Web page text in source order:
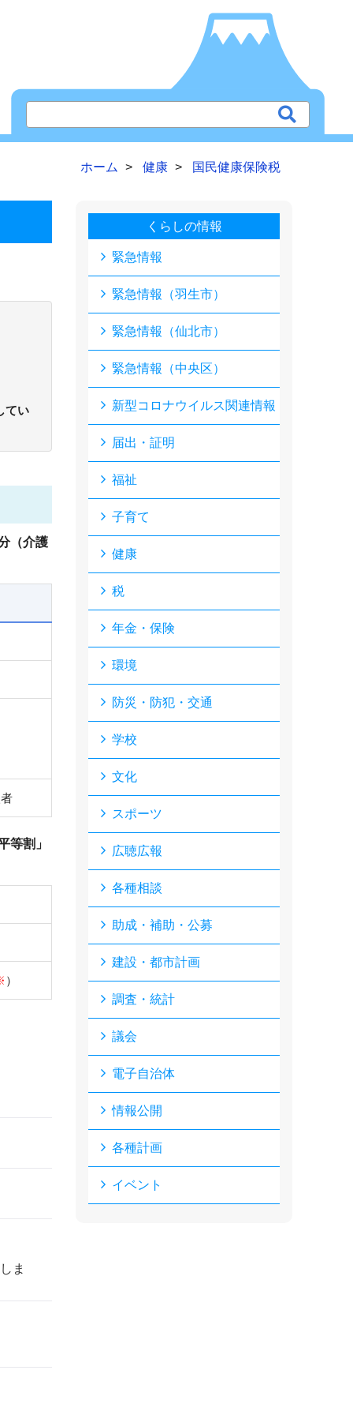
ホーム 健康 国民健康保険税
てい
（介護
等割」
）
ま
くらしの情報
緊急情報
緊急情報（羽生市）
緊急情報（仙北市）
緊急情報（中央区）
新型コロナウイルス関連情報
届出・証明
福祉
子育て
健康
税
年金・保険
環境
防災・防犯・交通
学校
文化
スポーツ
広聴広報
各種相談
助成・補助・公募
建設・都市計画
調査・統計
議会
電子自治体
情報公開
各種計画
イベント